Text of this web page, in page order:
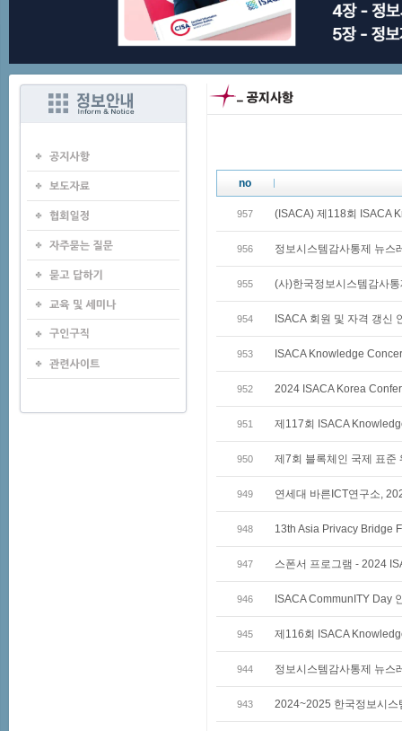
no
957 (ISACA) 제118회 ISACA
956 정보시스템감사통제 뉴스
955 (사)한국정보시스템감사
954 ISACA 회원 및 자격 갱신
953 ISACA Knowledge
952 2024 ISACA Korea
951 제117회 ISACA
950 제7회 블록체인 국제 표준
949 연세대 바른ICT연구소,
948 13th Asia Privacy Bridge
947 스폰서 프로그램 - 2024
946 ISACA CommunITY Day
945 제116회 ISACA
944 정보시스템감사통제 뉴스
943 2024~2025 한국정보시스